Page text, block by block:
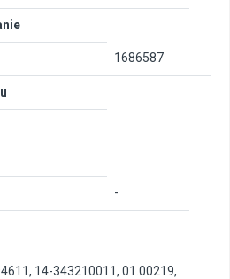
1686587
-
, 14-343210011, 01.00219,